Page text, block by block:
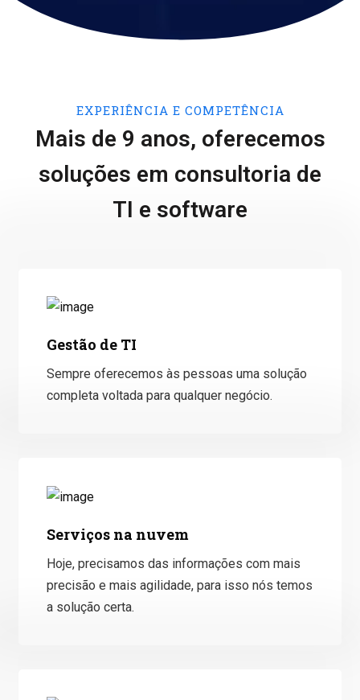
EXPERIÊNCIA E COMPETÊNCIA
Mais de 9 anos, oferecemos
soluções em consultoria de
TI e software
Gestão de TI
Sempre oferecemos às pessoas uma solução
completa voltada para qualquer negócio.
Serviços na nuvem
Hoje, precisamos das informações com mais
precisão e mais agilidade, para isso nós temos
a solução certa.